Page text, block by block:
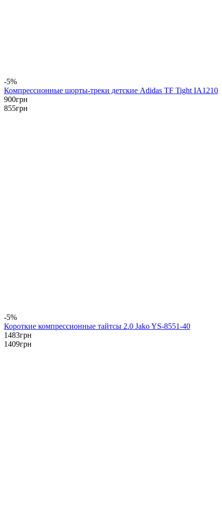
-5%
Компрессионные шорты-треки детские Adidas TF Tight IA1210
900грн
855грн
-5%
Короткие компрессионные тайтсы 2.0 Jako YS-8551-40
1483грн
1409грн